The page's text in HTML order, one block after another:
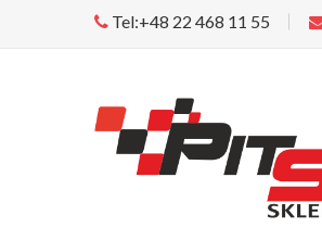
Tel:+48 22 468 11 55